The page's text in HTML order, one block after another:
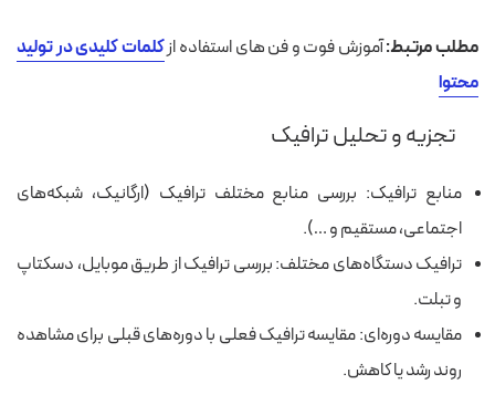
مطلب مرتبط:آموزشفوت و فن های استفاده ازکلمات کلیدی در تولید
محتوا
تجزیه و تحلیل ترافیک
منابع ترافیک: بررسی منابع مختلف ترافیک (ارگانیک، شبکه‌های
اجتماعی، مستقیم و …).
ترافیک دستگاه‌های مختلف: بررسی ترافیک از طریق موبایل، دسکتاپ
و تبلت.
مقایسه دوره‌ای: مقایسه ترافیک فعلی با دوره‌های قبلی برای مشاهده
روند رشد یا کاهش.